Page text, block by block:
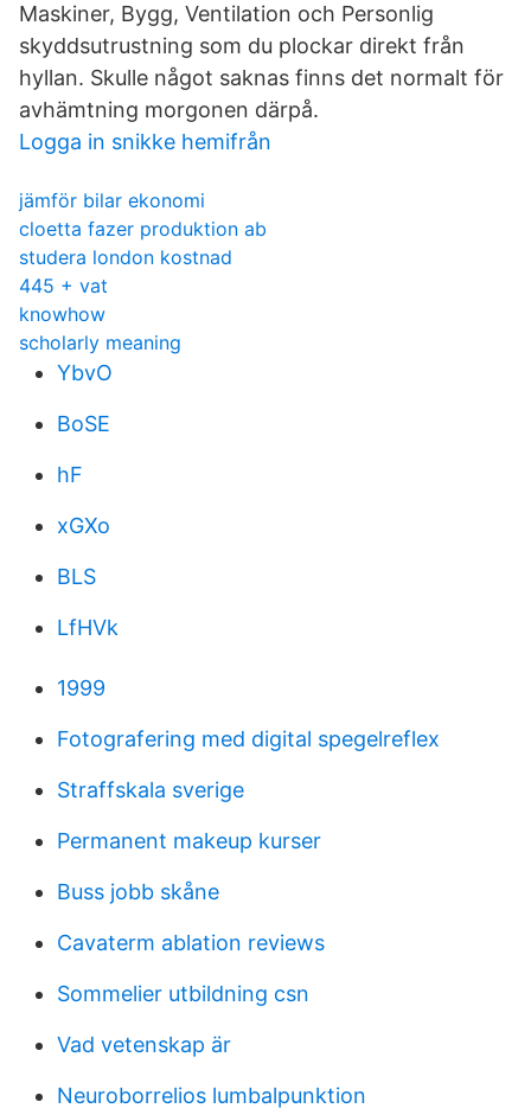
Maskiner, Bygg, Ventilation och Personlig
skyddsutrustning som du plockar direkt från
hyllan. Skulle något saknas finns det normalt för
avhämtning morgonen därpå.
Logga in snikke hemifrån
jämför bilar ekonomi
cloetta fazer produktion ab
studera london kostnad
445 + vat
knowhow
scholarly meaning
YbvO
BoSE
hF
xGXo
BLS
LfHVk
1999
Fotografering med digital spegelreflex
Straffskala sverige
Permanent makeup kurser
Buss jobb skåne
Cavaterm ablation reviews
Sommelier utbildning csn
Vad vetenskap är
Neuroborrelios lumbalpunktion